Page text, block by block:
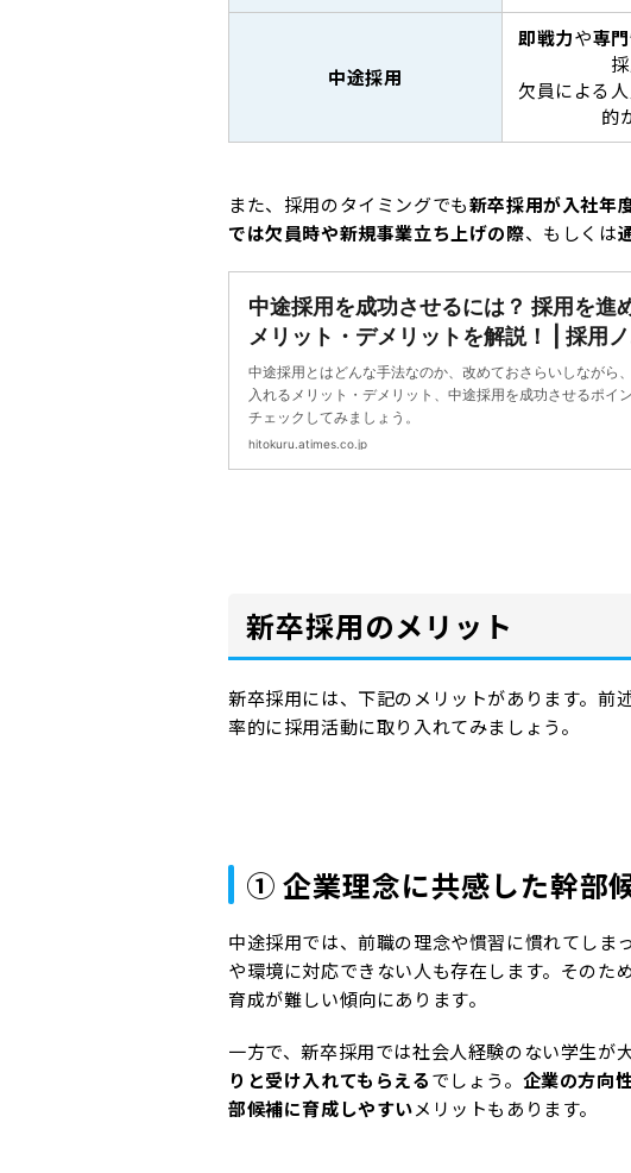
中途採用
即戦力や専
採
欠員による
的
また、採用のタイミングでも新卒採用が入社年
では欠員時や新規事業立ち上げの際、もしくは
中途採用を成功させるには？ 採用を進
メリット・デメリットを解説！ | 採用ノ
ハウ | ヒトクル
中途採用とはどんな手法なのか、改めておさらいしながら
入れるメリット・デメリット、中途採用を成功させるポイ
チェックしてみましょう。
hitokuru.atimes.co.jp
新卒採用のメリット
新卒採用には、下記のメリットがあります。前
率的に採用活動に取り入れてみましょう。
① 企業理念に共感した幹部
中途採用では、前職の理念や慣習に慣れてしま
や環境に対応できない人も存在します。そのた
育成が難しい傾向にあります。
一方で、新卒採用では社会人経験のない学生が
りと受け入れてもらえるでしょう。 企業の方向
部候補に育成しやすいメリットもあります。